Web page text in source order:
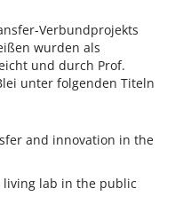
Verbundprojekts
wurden als
und durch Prof.
unter folgenden Titeln
and innovation in the
living lab in the public